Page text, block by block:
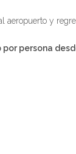
aeropuerto y
por persona